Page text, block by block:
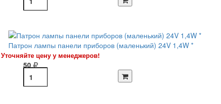
Патрон лампы панели приборов (маленький) 24V 1,4W *
Уточняйте цену у менеджеров!
50